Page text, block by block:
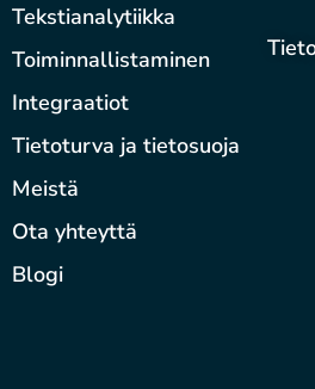
Tekstianalytiikka
Toiminnallistaminen
Integraatiot
Tietoturva ja tietosuoja
Meistä
Ota yhteyttä
Blogi